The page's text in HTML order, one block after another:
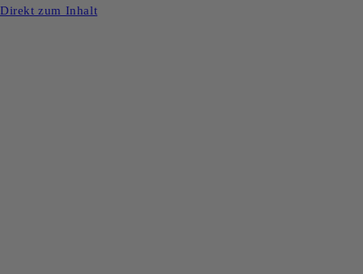
Direkt zum Inhalt